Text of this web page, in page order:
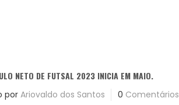
NETO DE FUTSAL 2023 INICIA EM MAIO.
porAriovaldo dos Santos 0 Comentários